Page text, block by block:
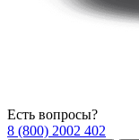
Есть вопросы?
8 (800) 2002 402